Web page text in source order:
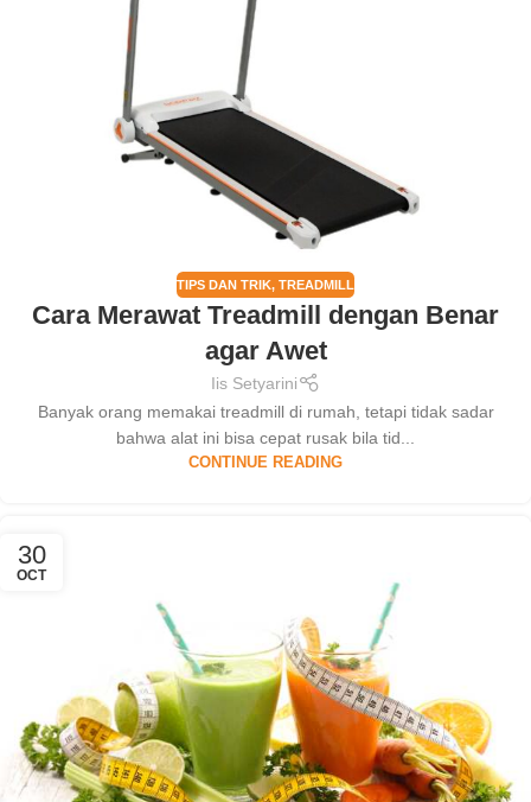
TIPS DAN TRIK, TREADMILL
Cara Merawat Treadmill dengan Benar
agar Awet
Iis Setyarini
Banyak orang memakai treadmill di rumah, tetapi tidak sadar
bahwa alat ini bisa cepat rusak bila tid...
CONTINUE READING
30
OCT